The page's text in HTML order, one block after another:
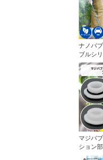
ナノバ
ブルシ
マジバ
ション